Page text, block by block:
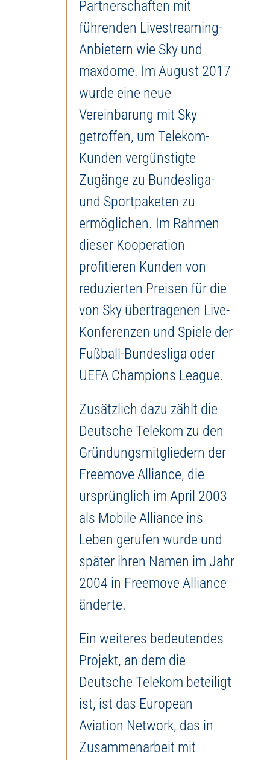
Partnerschaften mit
führenden Livestreaming-
Anbietern wie Sky und
maxdome. Im August 2017
wurde eine neue
Vereinbarung mit Sky
getroffen, um Telekom-
Kunden vergünstigte
Zugänge zu Bundesliga-
und Sportpaketen zu
ermöglichen. Im Rahmen
dieser Kooperation
profitieren Kunden von
reduzierten Preisen für die
von Sky übertragenen Live-
Konferenzen und Spiele der
Fußball-Bundesliga oder
UEFA Champions League.
Zusätzlich dazu zählt die
Deutsche Telekom zu den
Gründungsmitgliedern der
Freemove Alliance, die
ursprünglich im April 2003
als Mobile Alliance ins
Leben gerufen wurde und
später ihren Namen im Jahr
2004 in Freemove Alliance
änderte.
Ein weiteres bedeutendes
Projekt, an dem die
Deutsche Telekom beteiligt
ist, ist das European
Aviation Network, das in
Zusammenarbeit mit